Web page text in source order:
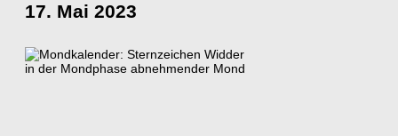
17. Mai 2023